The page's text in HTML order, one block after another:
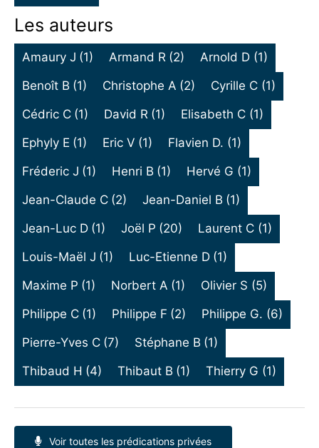
Les auteurs
Amaury J (1) Armand R (2) Arnold D (1)
Benoît B (1) Christophe A (2) Cyrille C (1)
Cédric C (1) David R (1) Elisabeth C (1)
Ephyly E (1) Eric V (1) Flavien D. (1)
Fréderic J (1) Henri B (1) Hervé G (1)
Jean-Claude C (2) Jean-Daniel B (1)
Jean-Luc D (1) Joël P (20) Laurent C (1)
Louis-Maël J (1) Luc-Etienne D (1)
Maxime P (1) Norbert A (1) Olivier S (5)
Philippe C (1) Philippe F (2) Philippe G. (6)
Pierre-Yves C (7) Stéphane B (1)
Thibaud H (4) Thibaut B (1) Thierry G (1)
Voir toutes les prédications privées